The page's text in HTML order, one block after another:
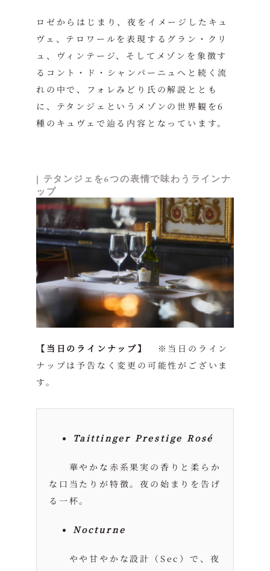
ロゼからはじまり、夜をイメージしたキュ
ヴェ、テロワールを表現するグラン・クリ
ュ、ヴィンテージ、そしてメゾンを象徴す
るコント・ド・シャンパーニュへと続く流
れの中で、フォレみどり氏の解説ととも
に、テタンジェというメゾンの世界観を6
種のキュヴェで辿る内容となっています。
| テタンジェを6つの表情で味わうラインナ
ップ
【当日のラインナップ】
※当日のライン
ナップは予告なく変更の可能性がございま
す。
Taittinger Prestige Rosé
華やかな赤系果実の香りと柔らか
な口当たりが特徴。夜の始まりを告げ
る一杯。
Nocturne
やや甘やかな設計（Sec）で、夜